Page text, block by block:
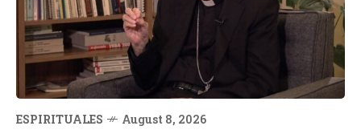
ESPIRITUALES August 8, 2026